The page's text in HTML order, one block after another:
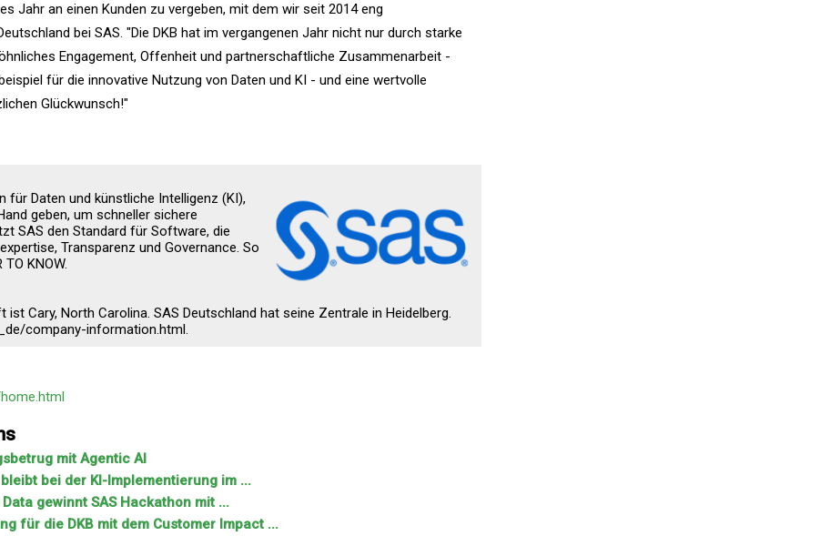
Jahr an einen Kunden zu vergeben, mit dem wir seit 2014 eng
bei SAS. "Die DKB hat im vergangenen Jahr nicht nur durch starke
Engagement, Offenheit und partnerschaftliche Zusammenarbeit -
für die innovative Nutzung von Daten und KI - und eine wertvolle
Glückwunsch!"
Daten und künstliche Intelligenz (KI),
geben, um schneller sichere
SAS den Standard für Software, die
Transparenz und Governance. So
KNOW.
Cary, North Carolina. SAS Deutschland hat seine Zentrale in Heidelberg.
company-information.html.
mit Agentic AI
bei der KI-Implementierung im ...
gewinnt SAS Hackathon mit ...
für die DKB mit dem Customer Impact ...